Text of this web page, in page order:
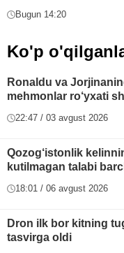
Bugun 14:20
Ko'p
Ronaldu va
mehmonlar ro‘yxati
22:47 / 03 avgust 2026
Qozog‘istonlik
kutilmagan talabi
18:01 / 06 avgust 2026
Dron ilk bor kitning
tasvirga oldi